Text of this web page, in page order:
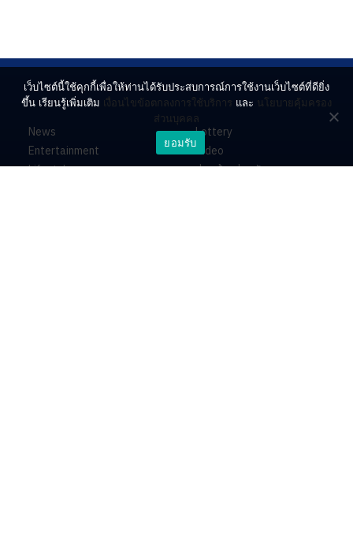
News
Entertainment
Lifestyle
Lottery
Video
ร่วมด้วยช่วยกัน
เว็บไซต์นี้ใช้คุกกี้เพื่อให้ท่านได้รับประสบการณ์การใช้งานเว็บไซต์ที่ดียิ่ง
ขึ้น เรียนรู้เพิ่มเติม เงื่อนไขข้อตกลงการใช้บริการ และ นโยบายคุ้มครอง
ส่วนบุคคล
ยอมรับ